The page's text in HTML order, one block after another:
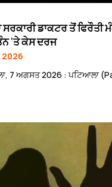
ਸਰਕਾਰੀ ਡਾਕਟਰ ਤੋਂ ਫਿਰੌਤੀ
‘ਤੇ ਕੇਸ ਦਰਜ
2026
7 ਅਗਸਤ 2026 : ਪਟਿਆਲਾ